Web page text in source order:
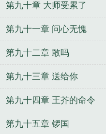
第九十章 大师受累了
第九十一章 问心无愧
第九十二章 敢吗
第九十三章 送给你
第九十四章 王芥的命令
第九十五章 锣国